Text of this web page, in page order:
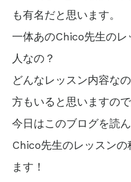
も有名だと思います。
一体あのChico先生の
人なの？
どんなレッスン内容な
方もいると思いますので
今日はこのブログを読
Chico先生のレッスン
ます！